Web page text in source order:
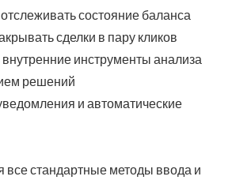
состояние баланса
сделки в пару кликов
инструменты анализа
решений
и автоматические
стандартные методы ввода и